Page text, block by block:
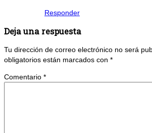
Responder
Deja una respuesta
Tu dirección de correo electrónico no será
obligatorios están marcados con *
Comentario *